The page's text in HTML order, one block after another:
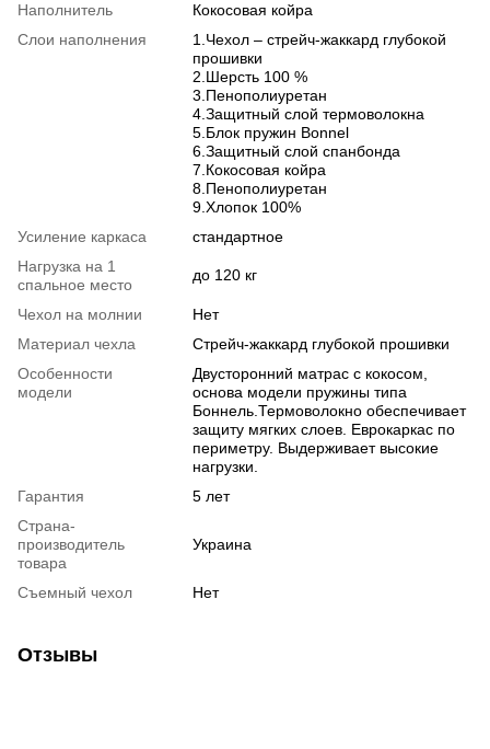
Наполнитель
Кокосовая койра
Слои наполнения
1.Чехол – стрейч-жаккард глубокой
прошивки
2.Шерсть 100 %
3.Пенополиуретан
4.Защитный слой термоволокна
5.Блок пружин Bonnel
6.Защитный слой спанбонда
7.Кокосовая койра
8.Пенополиуретан
9.Хлопок 100%
Усиление каркаса
стандартное
Нагрузка на 1
спальное место
до 120 кг
Чехол на молнии
Нет
Материал чехла
Стрейч-жаккард глубокой прошивки
Особенности
модели
Двусторонний матрас с кокосом,
основа модели пружины типа
Боннель.Термоволокно обеспечивает
защиту мягких слоев. Еврокаркас по
периметру. Выдерживает высокие
нагрузки.
Гарантия
5 лет
Страна-
производитель
товара
Украина
Съемный чехол Нет
Отзывы